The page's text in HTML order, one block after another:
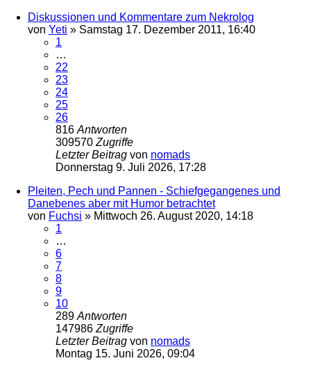
Diskussionen und Kommentare zum Nekrolog
von Yeti » Samstag 17. Dezember 2011, 16:40
1
…
22
23
24
25
26
816 Antworten
309570 Zugriffe
Letzter Beitrag von nomads
Donnerstag 9. Juli 2026, 17:28
Pleiten, Pech und Pannen - Schiefgegangenes und
Danebenes aber mit Humor betrachtet
von Fuchsi » Mittwoch 26. August 2020, 14:18
1
…
6
7
8
9
10
289 Antworten
147986 Zugriffe
Letzter Beitrag von nomads
Montag 15. Juni 2026, 09:04